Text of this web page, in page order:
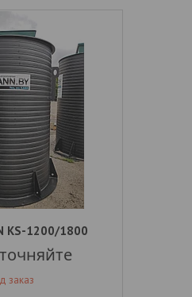
KS-1200/1800
заказ